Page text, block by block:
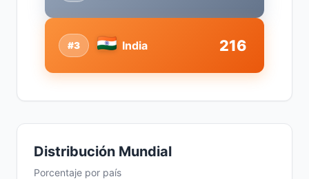
#3 India 216
Distribución Mundial
Porcentaje por país